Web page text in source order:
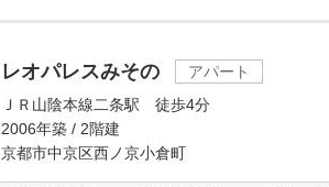
レオパレスみその
アパート
ＪＲ山陰本線二条駅 徒歩4分
2006年築 / 2階建
京都市中京区西ノ京小倉町